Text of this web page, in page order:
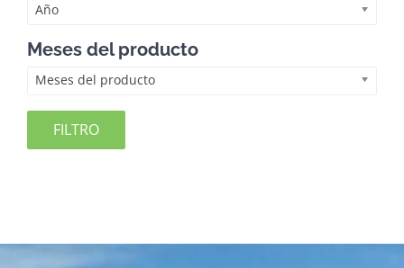
Año
Meses del producto
Meses del producto
FILTRO